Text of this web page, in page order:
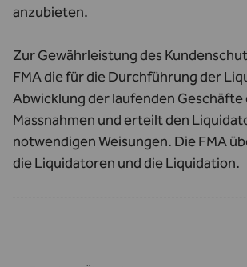
anzubieten.
Zur Gewährleistung des
FMA die für die Durchführung der
Abwicklung der laufenden
Massnahmen und erteilt den
notwendigen Weisungen. Die FMA
die Liquidatoren und die Liquidation.